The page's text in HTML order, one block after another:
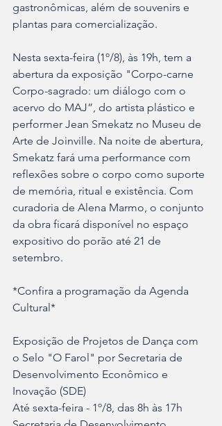
gastronômicas, além de souvenirs e
plantas para comercialização.
Nesta sexta-feira (1º/8), às 19h, tem a
abertura da exposição "Corpo-carne
Corpo-sagrado: um diálogo com o
acervo do MAJ”, do artista plástico e
performer Jean Smekatz no Museu de
Arte de Joinville. Na noite de abertura,
Smekatz fará uma performance com
reflexões sobre o corpo como suporte
de memória, ritual e existência. Com
curadoria de Alena Marmo, o conjunto
da obra ficará disponível no espaço
expositivo do porão até 21 de
setembro.
*Confira a programação da Agenda
Cultural*
Exposição de Projetos de Dança com
o Selo "O Farol" por Secretaria de
Desenvolvimento Econômico e
Inovação (SDE)
Até sexta-feira - 1º/8, das 8h às 17h